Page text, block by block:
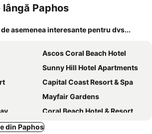
animale
Paphos
asemenea interesante pentru dvs...
Ascos Coral Beach Hotel
Sunny Hill Hotel Apartments
Capital Coast Resort & Spa
Mayfair Gardens
Coral Beach Hotel & Resort
Veronica Hotel
din Paphos